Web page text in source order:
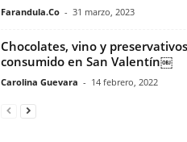
Farandula.Co - 31 marzo, 2023
Chocolates, vino y
consumido en San Valentín￼
Carolina Guevara - 14 febrero, 2022